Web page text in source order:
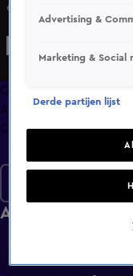
en wisselende
ontwikkelingen op
komen mag de
verwachten, met
een sausje van
Overzicht
Afleveringen
Clips
Afleveringen
Advertising &
Marketing & Social
Derde partijen lijst